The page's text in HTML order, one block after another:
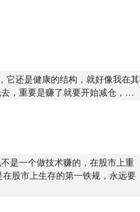
它还是健康的结构，就好像我在其
，重要是赚了就要开始减仓，除
赚了就放心的卖掉一些出去，给
是一个做技术赚的，在股市上重
股市上生存的第一铁规，永远要